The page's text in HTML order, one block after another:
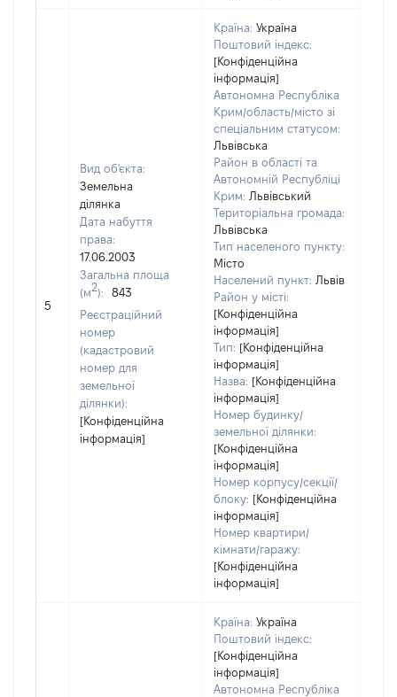
5
Вид об'єкта:
Земельна
ділянка
Дата набуття
права:
17.06.2003
Загальна площа
(м2):
843
Реєстраційний
номер
(кадастровий
номер для
земельної
ділянки):
[Конфіденційна
інформація]
Країна: Україна
Поштовий індекс:
[Конфіденційна
інформація]
Автономна Республіка
Крим/область/місто зі
спеціальним статусом:
Львівська
Район в області та
Автономній Республіці
Крим: Львівський
Територіальна громада:
Львівська
Тип населеного пункту:
Місто
Населений пункт: Львів
Район у місті:
[Конфіденційна
інформація]
Тип: [Конфіденційна
інформація]
Назва: [Конфіденційна
інформація]
Номер будинку/
земельної ділянки:
[Конфіденційна
інформація]
Номер корпусу/секції/
блоку: [Конфіденційна
інформація]
Номер квартири/
кімнати/гаражу:
[Конфіденційна
інформація]
Країна: Україна
Поштовий індекс:
[Конфіденційна
інформація]
Автономна Республіка